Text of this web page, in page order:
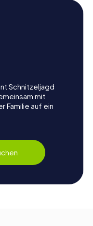
Schnitzeljagd
mit
Familie auf ein